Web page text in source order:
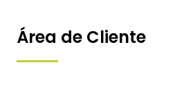
Área de Cliente